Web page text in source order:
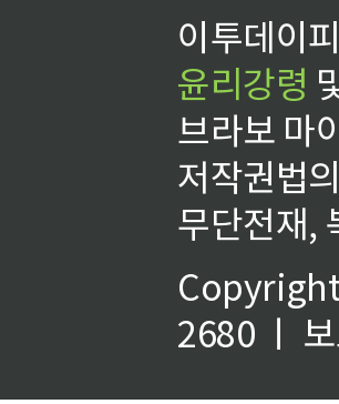
이투데이
윤리강령
브라보 마
저작권법
무단전재,
2680 ㅣ